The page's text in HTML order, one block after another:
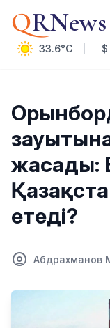
QRNews
33.6°C
Саясат
Технология
Экономика
Әлемде
Қоғам
Оқиға
Спорт
Денсаулық
жасады:
етеді?
Абдрахманов